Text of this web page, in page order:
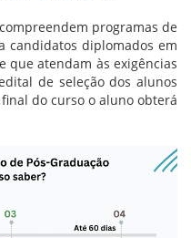
programas de
candidatos diplomados em
que atendam às exigências
de seleção dos alunos
final do curso o aluno obterá